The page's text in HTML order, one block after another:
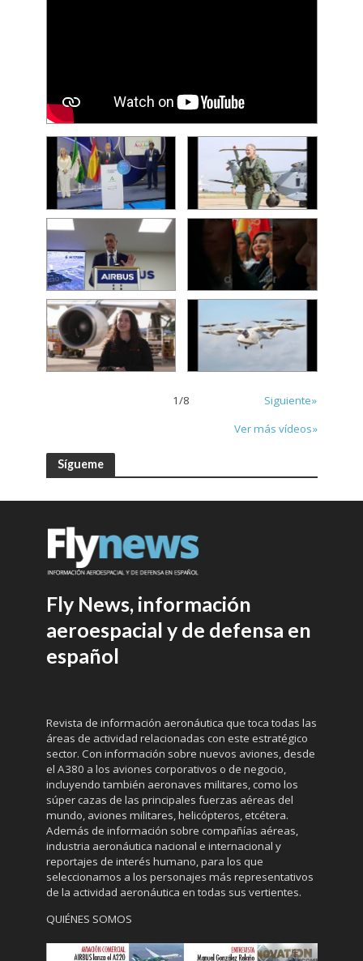
1/8
Siguiente»
Ver más vídeos»
Sígueme
Fly News, información
aeroespacial y de defensa en
español
Revista de información aeronáutica que toca todas las
áreas de actividad relacionadas con este estratégico
sector. Con información sobre nuevos aviones, desde
el A380 a los aviones corporativos o de negocio,
incluyendo también aeronaves militares, como los
súper cazas de las principales fuerzas aéreas del
mundo, aviones militares, helicópteros, etcétera.
Además de información sobre compañías aéreas,
industria aeronáutica nacional e internacional y
reportajes de interés humano, para los que
seleccionamos a los personajes más representativos
de la actividad aeronáutica en todas sus vertientes.
QUIÉNES SOMOS